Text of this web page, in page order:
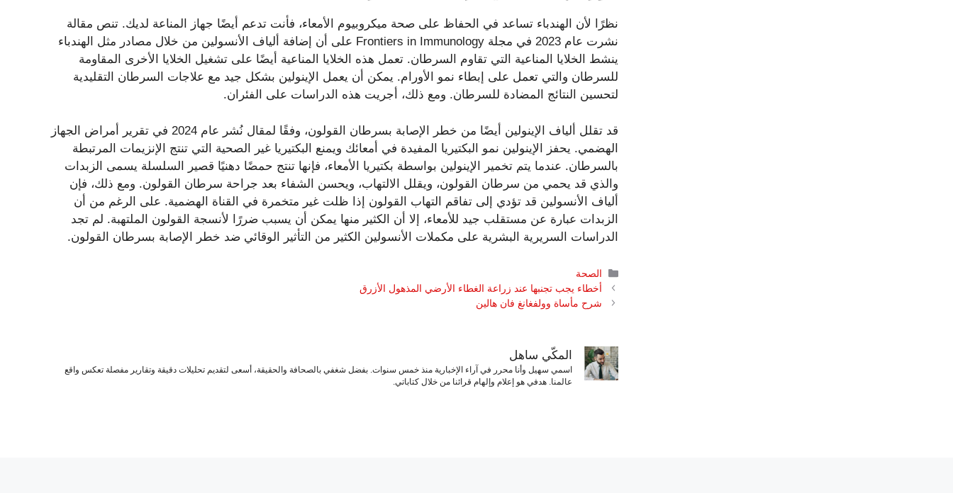
نظرًا لأن الهندباء تساعد في الحفاظ على صحة ميكروبيوم الأمعاء، فأنت تدعم أيضًا جهاز المناعة لديك. تنص مقالة
نشرت عام 2023 في مجلة Frontiers in Immunology على أن إضافة ألياف الأنسولين من خلال مصادر مثل الهندباء
ينشط الخلايا المناعية التي تقاوم السرطان. تعمل هذه الخلايا المناعية أيضًا على تشغيل الخلايا الأخرى المقاومة
للسرطان والتي تعمل على إبطاء نمو الأورام. يمكن أن يعمل الإينولين بشكل جيد مع علاجات السرطان التقليدية
لتحسين النتائج المضادة للسرطان. ومع ذلك، أجريت هذه الدراسات على الفئران.
قد تقلل ألياف الإينولين أيضًا من خطر الإصابة بسرطان القولون، وفقًا لمقال نُشر عام 2024 في تقرير أمراض الجهاز
الهضمي. يحفز الإينولين نمو البكتيريا المفيدة في أمعائك ويمنع البكتيريا غير الصحية التي تنتج الإنزيمات المرتبطة
بالسرطان. عندما يتم تخمير الإينولين بواسطة بكتيريا الأمعاء، فإنها تنتج حمضًا دهنيًا قصير السلسلة يسمى الزبدات
والذي قد يحمي من سرطان القولون، ويقلل الالتهاب، ويحسن الشفاء بعد جراحة سرطان القولون. ومع ذلك، فإن
ألياف الأنسولين قد تؤدي إلى تفاقم التهاب القولون إذا ظلت غير متخمرة في القناة الهضمية. على الرغم من أن
الزبدات عبارة عن مستقلب جيد للأمعاء، إلا أن الكثير منها يمكن أن يسبب ضررًا لأنسجة القولون الملتهبة. لم تجد
الدراسات السريرية البشرية على مكملات الأنسولين الكثير من التأثير الوقائي ضد خطر الإصابة بسرطان القولون.
التصنيفات
الصحة
أخطاء يجب تجنبها عند زراعة الغطاء الأرضي المذهول الأزرق
شرح مأساة وولفغانغ فان هالين
المكّي ساهل
اسمي سهيل وأنا محرر في آراء الإخبارية منذ خمس سنوات. بفضل شغفي بالصحافة والحقيقة، أسعى لتقديم تحليلات دقيقة وتقارير مفصلة تعكس واقع
عالمنا. هدفي هو إعلام وإلهام قرائنا من خلال كتاباتي.